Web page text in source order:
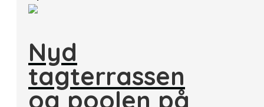
Nyd
tagterrassen
og poolen på